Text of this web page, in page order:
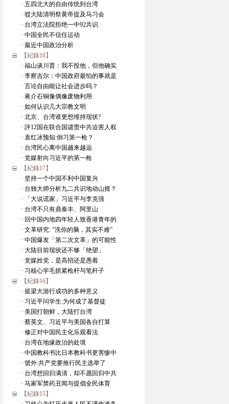
· 五四北大的自由传统到台湾
· 驳大陆清明祭黄帝提及马习会
· 台湾立法院拒绝一中92共识
· 中国全民不信任运动
· 最近中国政治分析
【紀錄18】
· 福山谈川普：我不投他，但他确实
· 李察吉尔：中国政府最怕的事就是
· 言论自由能让社会进步吗？
· 蒋介石铜像偶像废物利用
· 如何认识几大宗教文明
· 北京、台湾谁更想维持现状?
· 評12国在联合国谴责中共迫害人权
· 袁红冰预知:倒习第一枪？
· 台湾民心离中国越来越远
· 党媒射向习近平的第一枪
【紀錄17】
· 坚持一个中国不利中国复兴
· 台独大师分析九二共识地动山摇？
· 「大说谎家」习近平与李克强
· 台湾不只有鼎泰丰、阿里山
· 回中国内地四年轻人致香港青年的
· 文革研究: ”洗你的脑，其实不难”
· 中国爆发「第二次文革」的可能性
· 大陆目前现状还不够「绝望」
· 党媒姓党，是高招还是愚着
· 习核心学毛抓紧枪杆与笔杆子
【紀錄16】
· 挺梁大游行成功的多种意义
· 习近平问学生:为何成了基督徒
· 美国打朝鲜，大陆打台湾
· 蔡英文、习近平与美国各自打算
· 修正对中国民主化乐观看法
· 台湾在地缘政治的处境
· 中国教科书比日本教科书更害惨中
· 號外:共产党要推行民主选举了
· 台湾想回归满清，却不愿回归中共
· 马家军禁药丑闻与提倡全民体育
【紀錄15】